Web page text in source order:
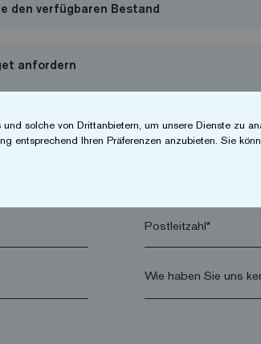
den verfügbaren Bestand
anfordern
Postleitzahl*
solche von Drittanbietern, um unsere Dienste zu
entsprechend Ihren Präferenzen anzubieten. Sie